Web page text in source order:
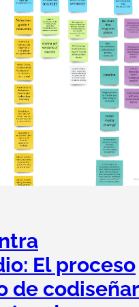
El proceso
de codiseñar